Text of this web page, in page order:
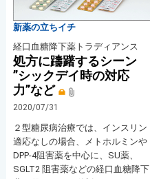
新薬の立ちイチ
経口血糖降下薬トラディアンス
処方に躊躇するシーン
”シックデイ時の対応
力”など
2020/07/31
２型糖尿病治療では、インスリン
適応なしの場合、メトホルミンや
DPP-4阻害薬を中心に、SU薬、
SGLT2 阻害薬などの経口血糖降下